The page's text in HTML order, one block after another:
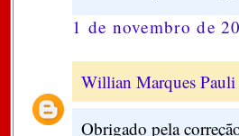
1 de novembro de
Willian Marques Pauli
Obrigado pela